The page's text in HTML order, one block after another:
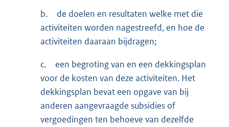
b.
de doelen en resultaten welke met die
activiteiten worden nagestreefd, en hoe de
activiteiten daaraan bijdragen;
c.
een begroting van en een dekkingsplan
voor de kosten van deze activiteiten. Het
dekkingsplan bevat een opgave van bij
anderen aangevraagde subsidies of
vergoedingen ten behoeve van dezelfde